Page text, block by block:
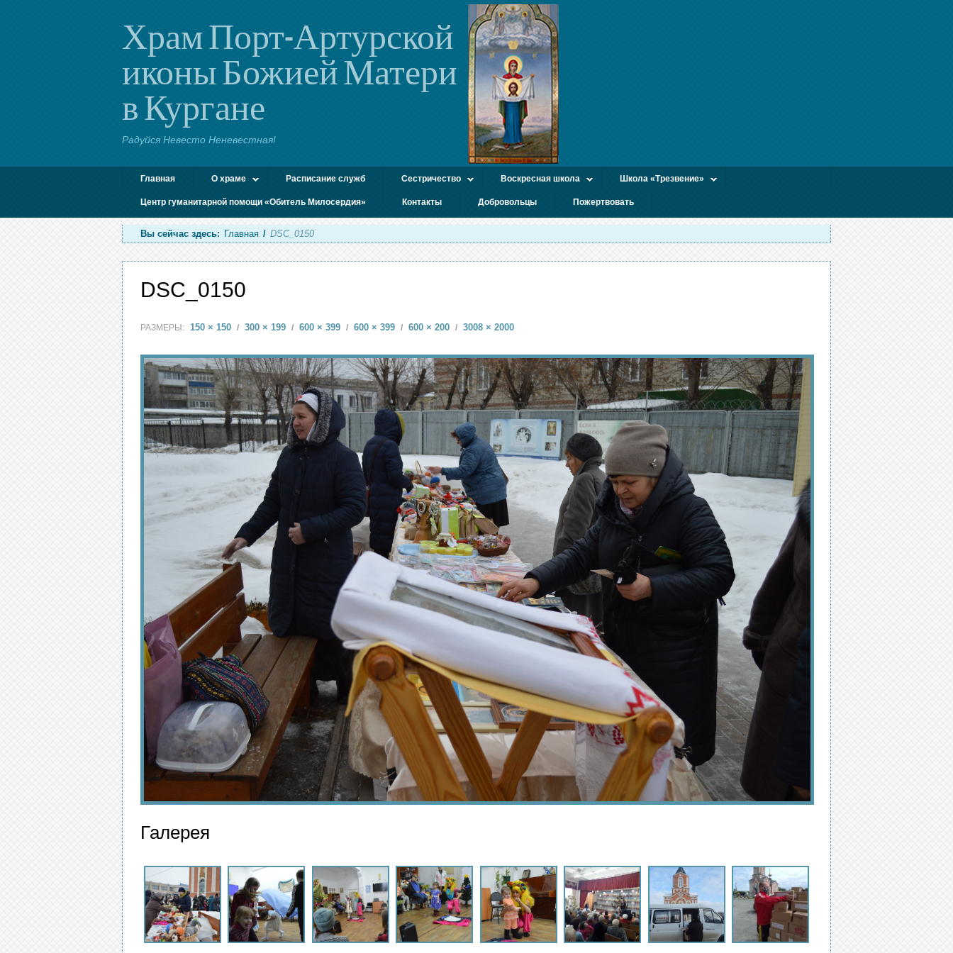
Храм Порт-Артурской
иконы Божией Матери
в Кургане
Радуйся Невесто Неневестная!
Главная О храме Расписание служб Сестричество Воскресная школа Школа «Трезвение»
Центр гуманитарной помощи «Обитель Милосердия» Контакты Добровольцы Пожертвовать
Вы сейчас здесь: Главная / DSC_0150
DSC_0150
РАЗМЕРЫ: 150 × 150 / 300 × 199 / 600 × 399 / 600 × 399 / 600 × 200 / 3008 × 2000
Галерея